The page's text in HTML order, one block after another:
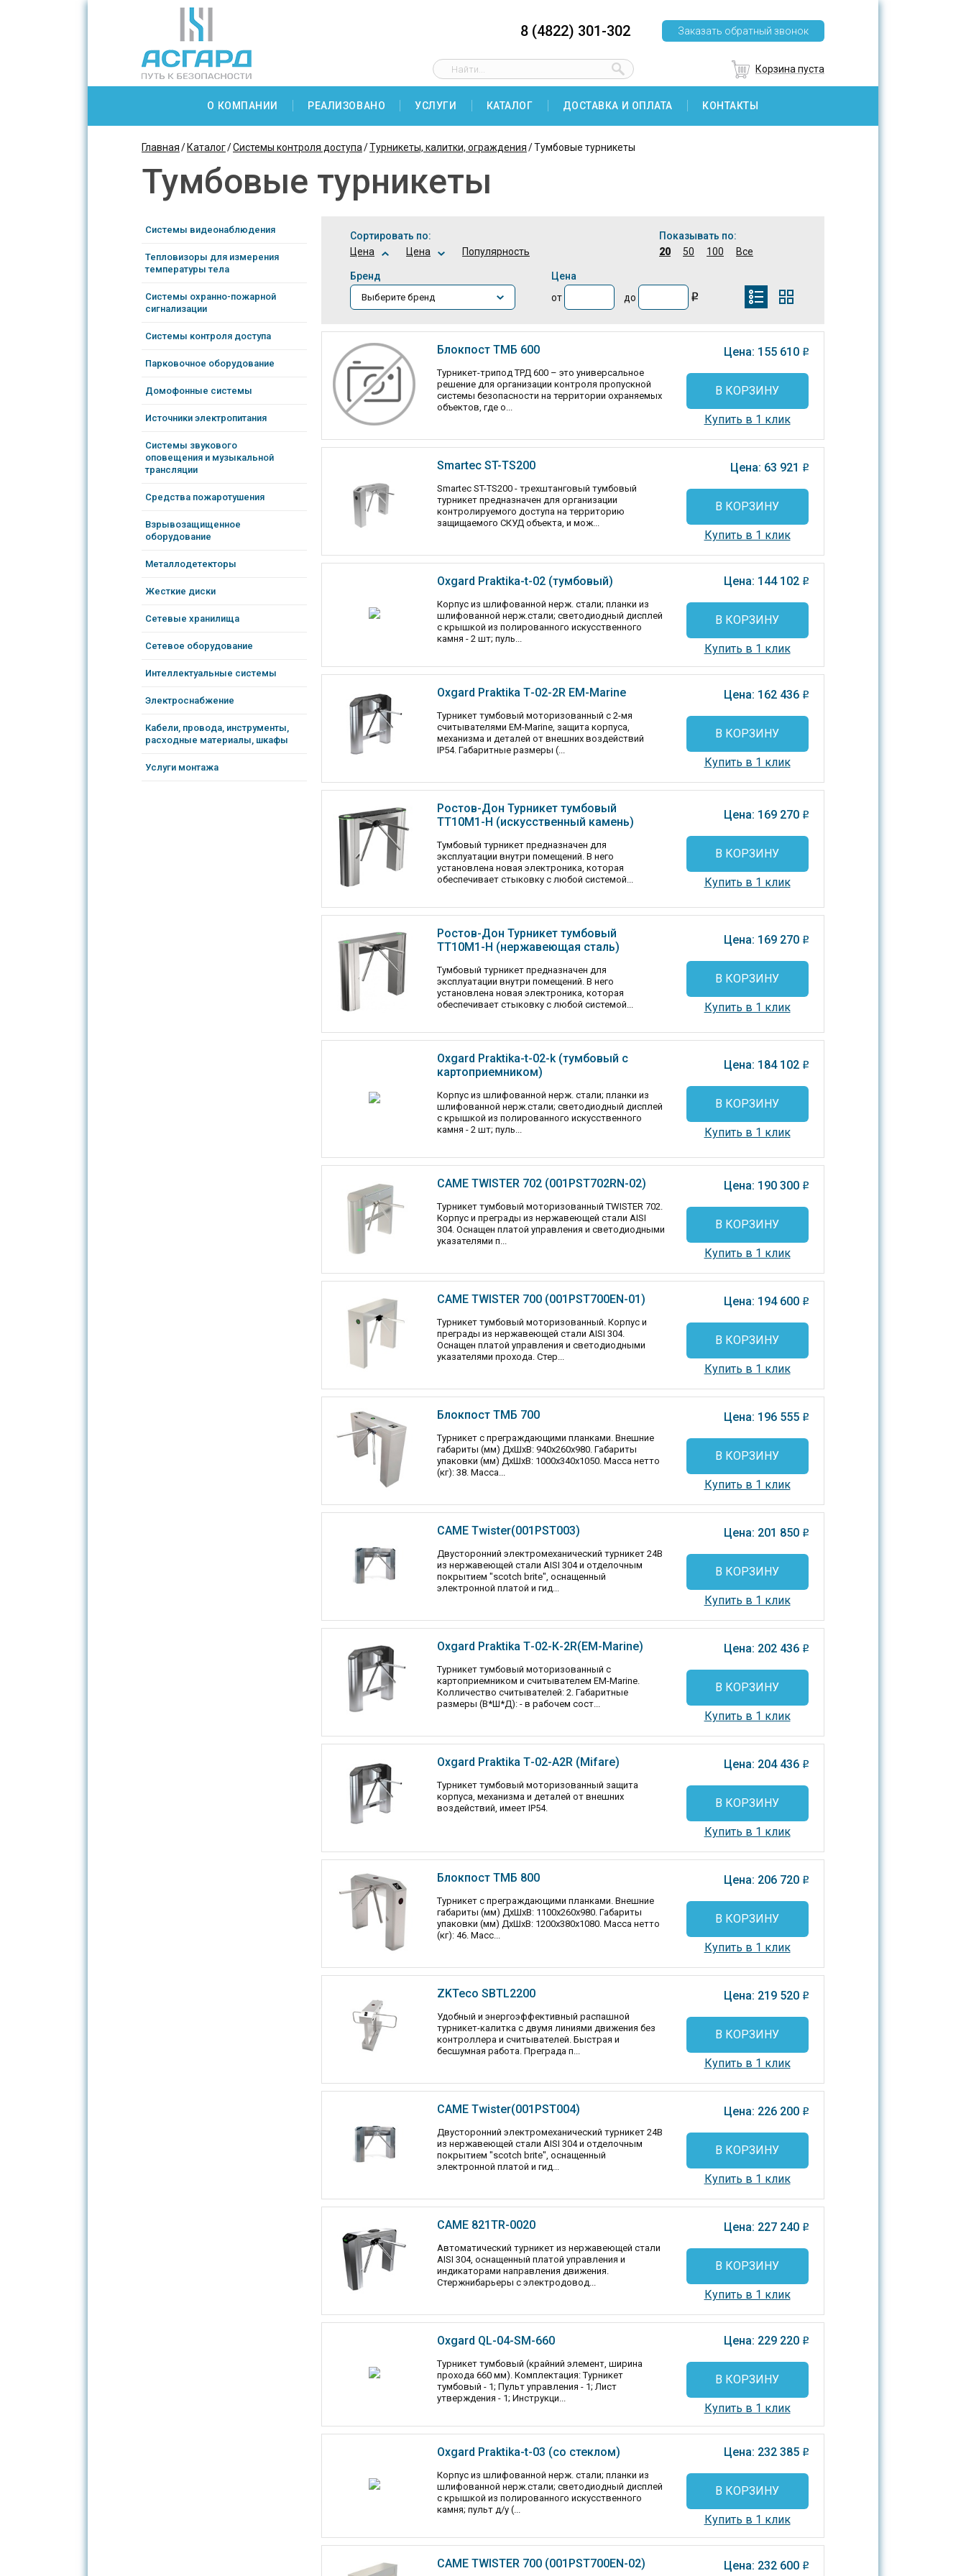
8 (4822) 301-302 Заказать обратный звонок
Корзина пуста
О КОМПАНИИ РЕАЛИЗОВАНО УСЛУГИ КАТАЛОГ ДОСТАВКА И ОПЛАТА КОНТАКТЫ
Главная Каталог Системы контроля доступа Турникеты, калитки, ограждения Тумбовые турникеты
Тумбовые турникеты
Системы видеонаблюдения
Тепловизоры для измерения
температуры тела
Системы охранно-пожарной
сигнализации
Системы контроля доступа
Парковочное оборудование
Домофонные системы
Источники электропитания
Системы звукового
оповещения и музыкальной
трансляции
Средства пожаротушения
Взрывозащищенное
оборудование
Металлодетекторы
Жесткие диски
Сетевые хранилища
Сетевое оборудование
Интеллектуальные системы
Электроснабжение
Кабели, провода, инструменты,
расходные материалы, шкафы
Услуги монтажа
Сортировать по:
Цена
Цена Популярность
Бренд
Цена
от
до o
Показывать по:
20
50 100 Все
Блокпост ТМБ 600
Турникет-трипод ТРД 600 – это универсальное
решение для организации контроля пропускной
системы безопасности на территории охраняемых
объектов, где о...
Цена: 155 610 o
В КОРЗИНУ
Купить в 1 клик
Smartec ST-TS200
Smartec ST-TS200 - трехштанговый тумбовый
турникет предназначен для организации
контролируемого доступа на территорию
защищаемого СКУД объекта, и мож...
Цена: 63 921 o
В КОРЗИНУ
Купить в 1 клик
Oxgard Praktika-t-02 (тумбовый)
Корпус из шлифованной нерж. стали; планки из
шлифованной нерж.стали; светодиодный дисплей
с крышкой из полированного искусственного
камня - 2 шт; пуль...
Цена: 144 102 o
В КОРЗИНУ
Купить в 1 клик
Oxgard Praktika Т-02-2R EM-Marine
Турникет тумбовый моторизованный c 2-мя
считывателями EM-Marine, защита корпуса,
механизма и деталей от внешних воздействий
IP54. Габаритные размеры (...
Цена: 162 436 o
В КОРЗИНУ
Купить в 1 клик
Ростов-Дон Турникет тумбовый
ТТ10М1-Н (искусственный камень)
Тумбовый турникет предназначен для
эксплуатации внутри помещений. В него
установлена новая электроника, которая
обеспечивает стыковку с любой системой...
Цена: 169 270 o
В КОРЗИНУ
Купить в 1 клик
Ростов-Дон Турникет тумбовый
ТТ10М1-Н (нержавеющая сталь)
Тумбовый турникет предназначен для
эксплуатации внутри помещений. В него
установлена новая электроника, которая
обеспечивает стыковку с любой системой...
Цена: 169 270 o
В КОРЗИНУ
Купить в 1 клик
Oxgard Praktika-t-02-k (тумбовый с
картоприемником)
Корпус из шлифованной нерж. стали; планки из
шлифованной нерж.стали; светодиодный дисплей
с крышкой из полированного искусственного
камня - 2 шт; пуль...
Цена: 184 102 o
В КОРЗИНУ
Купить в 1 клик
CAME TWISTER 702 (001PST702RN-02)
Турникет тумбовый моторизованный TWISTER 702.
Корпус и преграды из нержавеющей стали AISI
304. Оснащен платой управления и светодиодными
указателями п...
Цена: 190 300 o
В КОРЗИНУ
Купить в 1 клик
CAME TWISTER 700 (001PST700EN-01)
Турникет тумбовый моторизованный. Корпус и
преграды из нержавеющей стали AISI 304.
Оснащен платой управления и светодиодными
указателями прохода. Стер...
Цена: 194 600 o
В КОРЗИНУ
Купить в 1 клик
Блокпост ТМБ 700
Турникет с преграждающими планками. Внешние
габариты (мм) ДхШхВ: 940х260х980. Габариты
упаковки (мм) ДхШхВ: 1000х340х1050. Масса нетто
(кг): 38. Масса...
Цена: 196 555 o
В КОРЗИНУ
Купить в 1 клик
CAME Twister(001PST003)
Двусторонний электромеханический турникет 24В
из нержавеющей стали AISI 304 и отделочным
покрытием "scotch brite", оснащенный
электронной платой и гид...
Цена: 201 850 o
В КОРЗИНУ
Купить в 1 клик
Oxgard Praktika Т-02-К-2R(EM-Marine)
Турникет тумбовый моторизованный с
картоприемником и считывателем EM-Marine.
Колличество считывателей: 2. Габаритные
размеры (В*Ш*Д): - в рабочем сост...
Цена: 202 436 o
В КОРЗИНУ
Купить в 1 клик
Oxgard Praktika Т-02-А2R (Mifare)
Турникет тумбовый моторизованный защита
корпуса, механизма и деталей от внешних
воздействий, имеет IP54.
Цена: 204 436 o
В КОРЗИНУ
Купить в 1 клик
Блокпост ТМБ 800
Турникет с преграждающими планками. Внешние
габариты (мм) ДхШхВ: 1100х260х980. Габариты
упаковки (мм) ДхШхВ: 1200х380х1080. Масса нетто
(кг): 46. Масс...
Цена: 206 720 o
В КОРЗИНУ
Купить в 1 клик
ZKTeco SBTL2200
Удобный и энергоэффективный распашной
турникет-калитка с двумя линиями движения без
контроллера и считывателей. Быстрая и
бесшумная работа. Преграда п...
Цена: 219 520 o
В КОРЗИНУ
Купить в 1 клик
CAME Twister(001PST004)
Двусторонний электромеханический турникет 24В
из нержавеющей стали AISI 304 и отделочным
покрытием "scotch brite", оснащенный
электронной платой и гид...
Цена: 226 200 o
В КОРЗИНУ
Купить в 1 клик
CAME 821TR-0020
Автоматический турникет из нержавеющей стали
AISI 304, оснащенный платой управления и
индикаторами направления движения.
Стержнибарьеры с электродовод...
Цена: 227 240 o
В КОРЗИНУ
Купить в 1 клик
Oxgard QL-04-SM-660
Турникет тумбовый (крайний элемент, ширина
прохода 660 мм). Комплектация: Турникет
тумбовый - 1; Пульт управления - 1; Лист
утверждения - 1; Инструкци...
Цена: 229 220 o
В КОРЗИНУ
Купить в 1 клик
Oxgard Praktika-t-03 (со стеклом)
Корпус из шлифованной нерж. стали; планки из
шлифованной нерж.стали; светодиодный дисплей
с крышкой из полированного искусственного
камня; пульт д/у (...
Цена: 232 385 o
В КОРЗИНУ
Купить в 1 клик
CAME TWISTER 700 (001PST700EN-02) Цена: 232 600 o